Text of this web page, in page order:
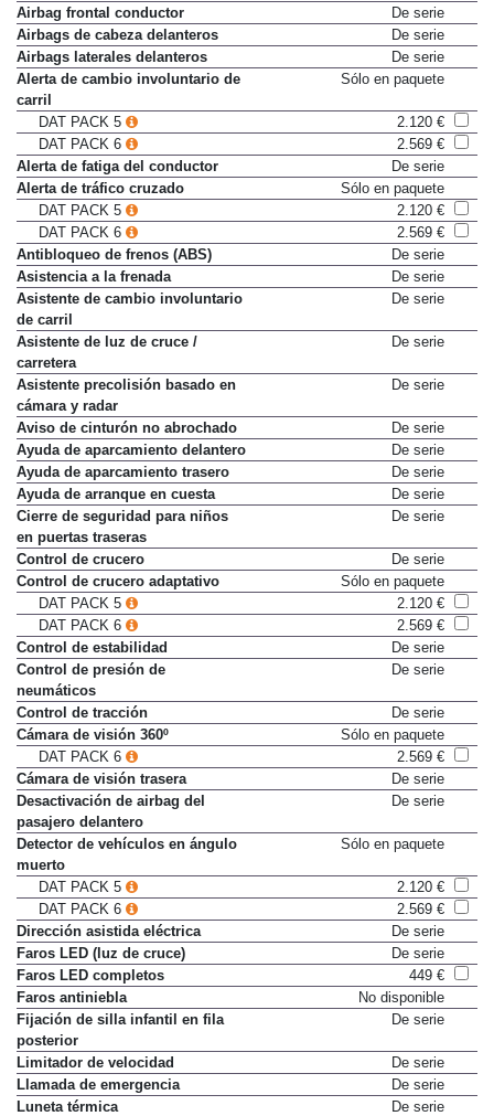
Airbag frontal conductor
De serie
Airbags de cabeza delanteros
De serie
Airbags laterales delanteros
De serie
Alerta de cambio involuntario de
carril
Sólo en paquete
DAT PACK 5
2.120 €
DAT PACK 6
2.569 €
Alerta de fatiga del conductor
De serie
Alerta de tráfico cruzado
Sólo en paquete
DAT PACK 5
2.120 €
DAT PACK 6
2.569 €
Antibloqueo de frenos (ABS)
De serie
Asistencia a la frenada
De serie
Asistente de cambio involuntario
de carril
De serie
Asistente de luz de cruce /
carretera
De serie
Asistente precolisión basado en
cámara y radar
De serie
Aviso de cinturón no abrochado
De serie
Ayuda de aparcamiento delantero
De serie
Ayuda de aparcamiento trasero
De serie
Ayuda de arranque en cuesta
De serie
Cierre de seguridad para niños
en puertas traseras
De serie
Control de crucero
De serie
Control de crucero adaptativo
Sólo en paquete
DAT PACK 5
2.120 €
DAT PACK 6
2.569 €
Control de estabilidad
De serie
Control de presión de
neumáticos
De serie
Control de tracción
De serie
Cámara de visión 360º
Sólo en paquete
DAT PACK 6
2.569 €
Cámara de visión trasera
De serie
Desactivación de airbag del
pasajero delantero
De serie
Detector de vehículos en ángulo
muerto
Sólo en paquete
DAT PACK 5
2.120 €
DAT PACK 6
2.569 €
Dirección asistida eléctrica
De serie
Faros LED (luz de cruce)
De serie
Faros LED completos
449 €
Faros antiniebla
No disponible
Fijación de silla infantil en fila
posterior
De serie
Limitador de velocidad
De serie
Llamada de emergencia
De serie
Luneta térmica
De serie